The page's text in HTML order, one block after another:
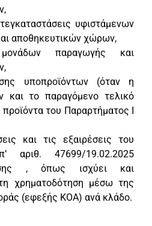
υφιστάμενων
αποθηκευτικών χώρων,
παραγωγής και
υποπροϊόντων (όταν η
και το παραγόμενο τελικό
του Παραρτήματος Ι
και τις εξαιρέσεις του
47699/19.02.2025
, όπως ισχύει και
χρηματοδότηση μέσω της
(εφεξής ΚΟΑ) ανά κλάδο.